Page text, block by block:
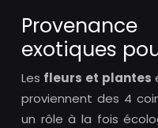
exotiques
Les fleurs et plantes
proviennent des 4
un rôle à la fois